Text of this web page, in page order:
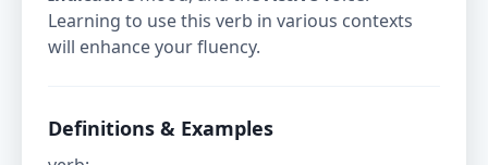
Learning to use this verb in various contexts
will enhance your fluency.
Definitions & Examples